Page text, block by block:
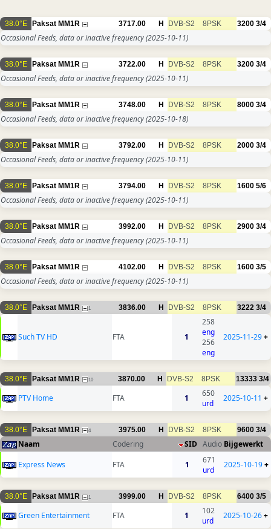
38.0°E Paksat MM1R 3717.00 H DVB-S2 8PSK 3200 3/4
Occasional Feeds, data or inactive frequency(2025-10-11)
38.0°E Paksat MM1R 3722.00 H DVB-S2 8PSK 3200 3/4
Occasional Feeds, data or inactive frequency(2025-10-11)
38.0°E Paksat MM1R 3748.00 H DVB-S2 8PSK 8000 3/4
Occasional Feeds, data or inactive frequency(2025-10-18)
38.0°E Paksat MM1R 3792.00 H DVB-S2 8PSK 2000 3/4
Occasional Feeds, data or inactive frequency(2025-10-11)
38.0°E Paksat MM1R 3794.00 H DVB-S2 8PSK 1600 5/6
Occasional Feeds, data or inactive frequency(2025-10-11)
38.0°E Paksat MM1R 3992.00 H DVB-S2 8PSK 2900 3/4
Occasional Feeds, data or inactive frequency(2025-10-11)
38.0°E Paksat MM1R 4102.00 H DVB-S2 8PSK 1600 3/5
Occasional Feeds, data or inactive frequency(2025-10-11)
38.0°E Paksat MM1R 1 3836.00 H DVB-S2 8PSK 3222 3/4
Such TV HD FTA 1
258
eng
256
eng
2025-11-29+
38.0°E Paksat MM1R 10 3870.00 H DVB-S2 8PSK 13333 3/4
PTV Home FTA 1
650
urd
2025-10-11 +
38.0°E Paksat MM1R 4 3975.00 H DVB-S2 8PSK 9600 3/4
Naam Codering SID Audio Bijgewerkt
Express News
FTA 1
671
urd
2025-10-19+
38.0°E Paksat MM1R 1 3999.00 H DVB-S2 8PSK 6400 3/5
Green Entertainment FTA 1
102
urd
2025-10-26+